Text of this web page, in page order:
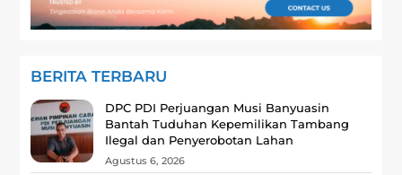
BERITA TERBARU
DPC PDI Perjuangan Musi Banyuasin
Bantah Tuduhan Kepemilikan Tambang
Ilegal dan Penyerobotan Lahan
Agustus 6, 2026